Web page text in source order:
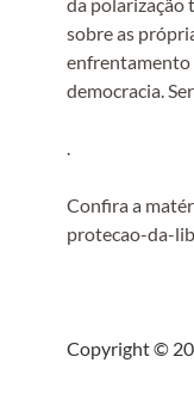
sobre as
enfrentamento
democracia.
Confira a
protecao-da-
Copyright ©